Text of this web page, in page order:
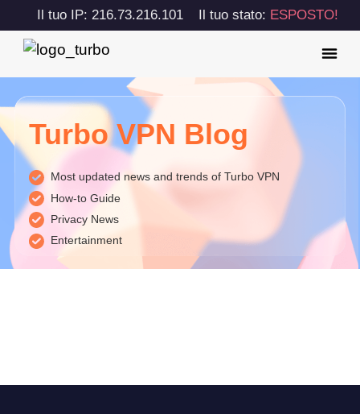
Il tuo IP: 216.73.216.101 Il tuo stato: ESPOSTO!
Turbo VPN Blog
Most updated news and trends of Turbo VPN
How-to Guide
Privacy News
Entertainment